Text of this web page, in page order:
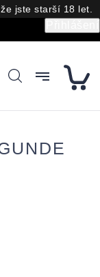
jste starší 18 let.